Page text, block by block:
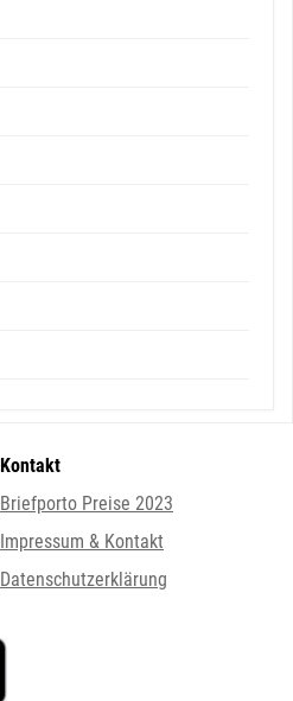
Kontakt
Briefporto Preise 2023
Impressum & Kontakt
Datenschutzerklärung